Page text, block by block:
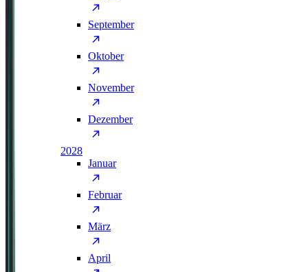
September
Oktober
November
Dezember
2028
Januar
Februar
März
April